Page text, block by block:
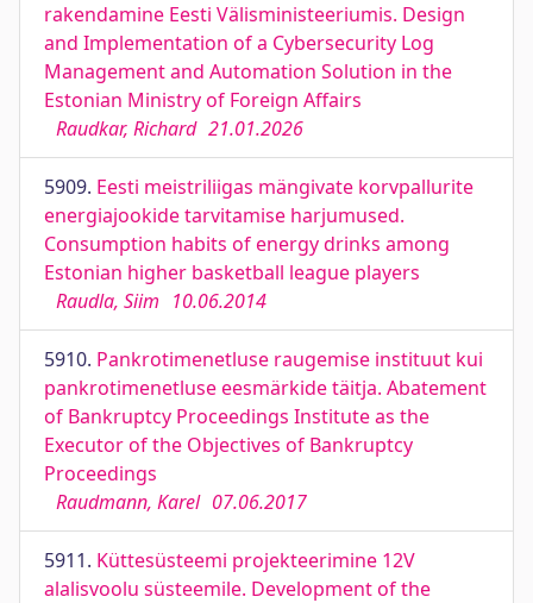
rakendamine Eesti Välisministeeriumis. Design
and Implementation of a Cybersecurity Log
Management and Automation Solution in the
Estonian Ministry of Foreign Affairs
Raudkar, Richard 21.01.2026
5909. Eesti meistriliigas mängivate korvpallurite
energiajookide tarvitamise harjumused.
Consumption habits of energy drinks among
Estonian higher basketball league players
Raudla, Siim 10.06.2014
5910. Pankrotimenetluse raugemise instituut kui
pankrotimenetluse eesmärkide täitja. Abatement
of Bankruptcy Proceedings Institute as the
Executor of the Objectives of Bankruptcy
Proceedings
Raudmann, Karel 07.06.2017
5911. Küttesüsteemi projekteerimine 12V
alalisvoolu süsteemile. Development of the